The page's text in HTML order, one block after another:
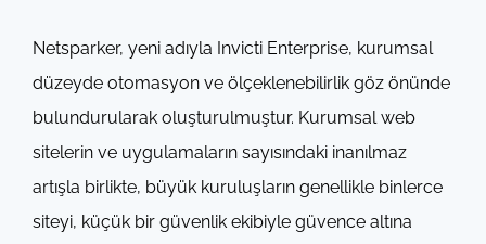
Netsparker, yeni adıyla Invicti Enterprise, kurumsal
düzeyde otomasyon ve ölçeklenebilirlik göz önünde
bulundurularak oluşturulmuştur. Kurumsal web
sitelerin ve uygulamaların sayısındaki inanılmaz
artışla birlikte, büyük kuruluşların genellikle binlerce
siteyi, küçük bir güvenlik ekibiyle güvence altına